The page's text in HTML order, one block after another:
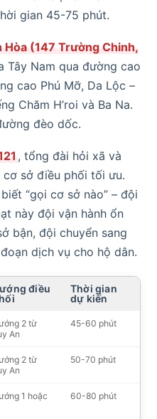
gian 45-75 phút.
Hòa (147 Trường Chinh,
Tây Nam qua đường cao
cao Phú Mỡ, Da Lộc –
Chăm H’roi và Ba Na.
đèo dốc.
, tổng đài hỏi xã và
sở điều phối tối ưu.
“gọi cơ sở nào” – đội
này đội vận hành ổn
bận, đội chuyển sang
dịch vụ cho hộ dân.
điều
Thời gian
dự kiến
2 từ
An
45-60 phút
2 từ
An
50-70 phút
1 hoặc
60-80 phút